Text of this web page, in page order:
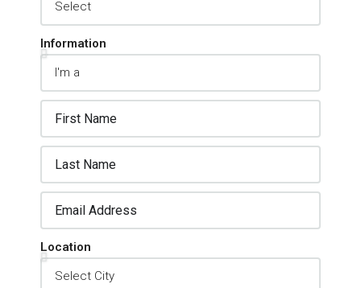
Information
Location